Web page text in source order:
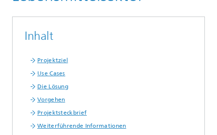
Inhalt
Projektziel
Use Cases
Die Lösung
Vorgehen
Projektsteckbrief
Weiterführende Informationen